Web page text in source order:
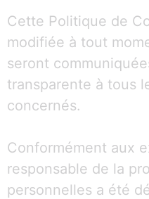
Cette Politique de
modifiée à tout
seront
transparente à tous
concernés.
Conformément aux
responsable de la
personnelles a été